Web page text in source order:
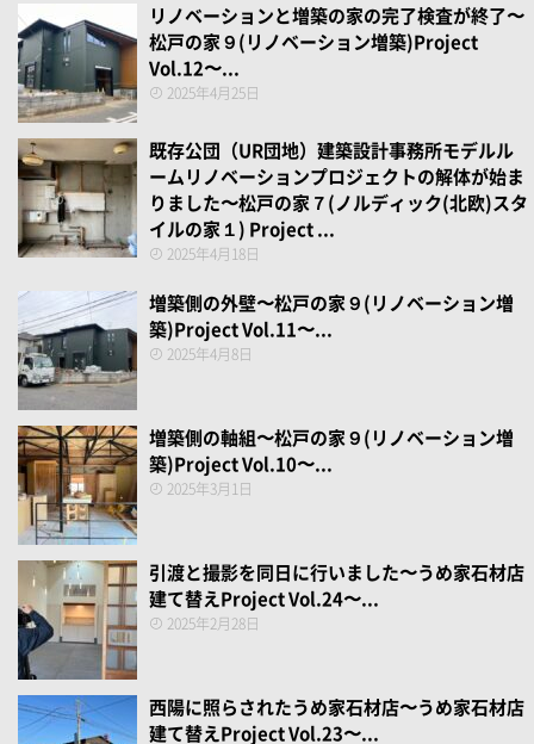
リノベーションと増築の家の完了検査が終了〜
松戸の家９(リノベーション増築)Project
Vol.12〜...
2025年4月25日
既存公団（UR団地）建築設計事務所モデルル
ームリノベーションプロジェクトの解体が始ま
りました〜松戸の家７(ノルディック(北欧)スタ
イルの家１) Project ...
2025年4月18日
増築側の外壁〜松戸の家９(リノベーション増
築)Project Vol.11〜...
2025年4月8日
増築側の軸組〜松戸の家９(リノベーション増
築)Project Vol.10〜...
2025年3月1日
引渡と撮影を同日に行いました〜うめ家石材店
建て替えProject Vol.24〜...
2025年2月28日
西陽に照らされたうめ家石材店〜うめ家石材店
建て替えProject Vol.23〜...